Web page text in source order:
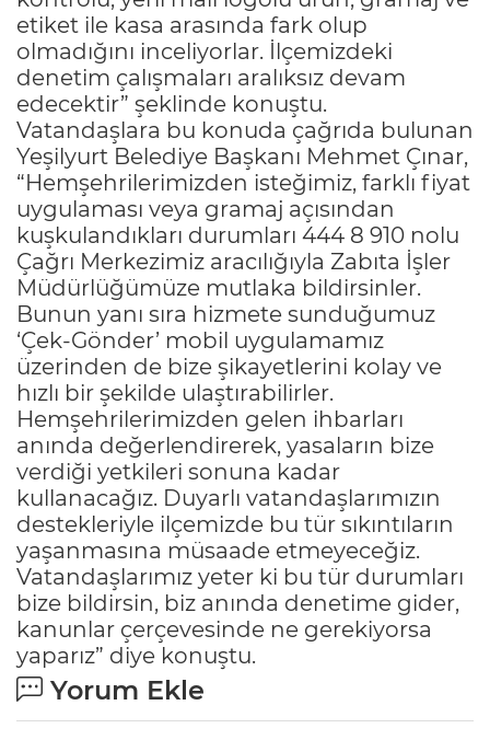
etiket ile kasa arasında fark olup
olmadığını inceliyorlar. İlçemizdeki
denetim çalışmaları aralıksız devam
edecektir” şeklinde konuştu.
Vatandaşlara bu konuda çağrıda bulunan
Yeşilyurt Belediye Başkanı Mehmet Çınar,
“Hemşehrilerimizden isteğimiz, farklı fiyat
uygulaması veya gramaj açısından
kuşkulandıkları durumları 444 8 910 nolu
Çağrı Merkezimiz aracılığıyla Zabıta İşler
Müdürlüğümüze mutlaka bildirsinler.
Bunun yanı sıra hizmete sunduğumuz
‘Çek-Gönder’ mobil uygulamamız
üzerinden de bize şikayetlerini kolay ve
hızlı bir şekilde ulaştırabilirler.
Hemşehrilerimizden gelen ihbarları
anında değerlendirerek, yasaların bize
verdiği yetkileri sonuna kadar
kullanacağız. Duyarlı vatandaşlarımızın
destekleriyle ilçemizde bu tür sıkıntıların
yaşanmasına müsaade etmeyeceğiz.
Vatandaşlarımız yeter ki bu tür durumları
bize bildirsin, biz anında denetime gider,
kanunlar çerçevesinde ne gerekiyorsa
yaparız” diye konuştu.
Yorum Ekle